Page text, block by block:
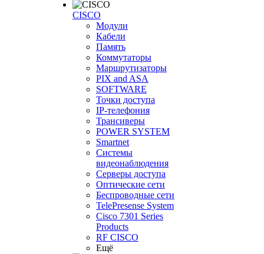
CISCO
Модули
Кабели
Память
Коммутаторы
Маршрутизаторы
PIX and ASA
SOFTWARE
Точки доступа
IP-телефония
Трансиверы
POWER SYSTEM
Smartnet
Системы
видеонаблюдения
Серверы доступа
Оптические сети
Беспроводные сети
TelePresense System
Cisco 7301 Series
Products
RF CISCO
Ещё